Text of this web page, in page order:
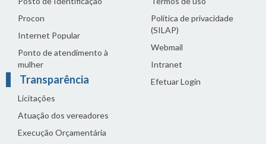
Procon
Internet Popular
Ponto de atendimento à
mulher
Transparência
Licitações
Atuação dos vereadores
Execução Orçamentária
Política de privacidade
(SILAP)
Webmail
Intranet
Efetuar Login